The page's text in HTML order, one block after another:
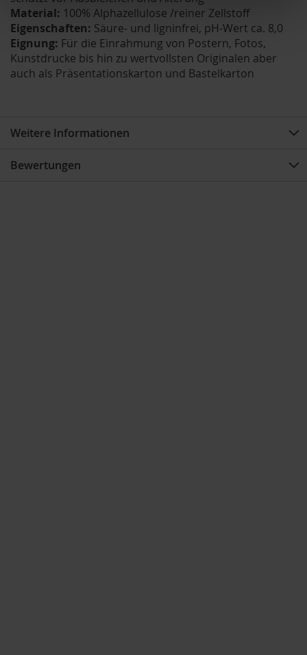
Material: 100% Alphazellulose /reiner Zellstoff
Eigenschaften: Säure- und ligninfrei, pH-Wert ca. 8,0
Eignung: Für die Einrahmung von Postern, Fotos,
Kunstdrucke bis hin zu wertvollsten Originalen aber
auch als Präsentationskarton und Bastelkarton
Weitere Informationen
Bewertungen